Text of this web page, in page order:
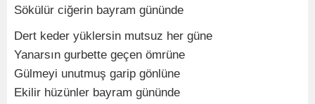
Sökülür ciğerin bayram gününde
Dert keder yüklersin mutsuz her güne
Yanarsın gurbette geçen ömrüne
Gülmeyi unutmuş garip gönlüne
Ekilir hüzünler bayram gününde